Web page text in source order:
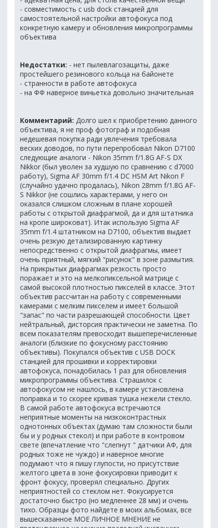
- совместимость с usb dock станцией для
самостоятельной настройки автофокуса под
конкретную камеру и обновления микропрограммы
объектива
Недостатки: - нет пылевлагозащиты, даже
простейшего резинового кольца на байонете
- странности в работе автофокуса
- на ФФ наверное виньетка довольно значительная
Комментарий: Долго шел к приобретению данного
объектива, я не проф фотограф и подобная
недешевая покупка ради увлечения требовала
веских доводов, по пути перепробовал Nikon D7100
следующие аналоги - Nikon 35mm f/1.8G AF-S DX
Nikkor (был уволен за худшую по сравнению с d7000
работу), Sigma AF 30mm f/1.4 DC HSM Art Nikon F
(случайно удачно продалась), Nikon 28mm f/1.8G AF-
S Nikkor (не сошлись характерами, у него он
оказался слишком сложным в плане хорошей
работы с открытой диафрагмой, да и для штатника
на кропе широковат). Итак использую Sigma AF
35mm f/1.4 штатником на D7100, объектив выдает
очень резкую детализированную картинку
непосредственно с открытой диафрагмы, имеет
очень приятный, мягкий "рисунок" в зоне размытия.
На прикрытых диафрагмах резкость просто
поражает и это на мелкопиксельной матрице с
самой высокой плотностью пикселей в классе. Этот
объектив рассчитан на работу с современными
камерами с мелким пикселем и имеет большой
"запас" по части разрешающей способности. Цвет
нейтральный, дисторсия практически не заметна. По
всем показателям превосходит вышеперечисленные
аналоги (близкие по фокусному расстоянию
объективы). Покупался объектив с USB DOCK
станцией для прошивки и корректировки
автофокуса, понадобилась 1 раз для обновления
микропрограммы объектива. Страшилок с
автофокусом не нашлось, в камере установлена
поправка и то скорее кривая тушка нежели стекло.
В самой работе автофокуса встречаются
неприятные моменты на низкоконтрастных
однотонных объектах (думаю там сложности были
бы и у родных стекол) и при работе в контровом
свете (впечатление что "слепнут " датчики АФ, для
родных тоже не чуждо) и наверное многие
подумают что я пишу глупости, но присутствие
желтого цвета в зоне фокусировки приводит к
фронт фокусу, проверял специально. Других
неприятностей со стеклом нет. Фокусируется
достаточно быстро (но медленнее 28 мм) и очень
тихо. Образцы фото найдете в моих альбомах, все
вышесказанное МОЕ ЛИЧНОЕ МНЕНИЕ не